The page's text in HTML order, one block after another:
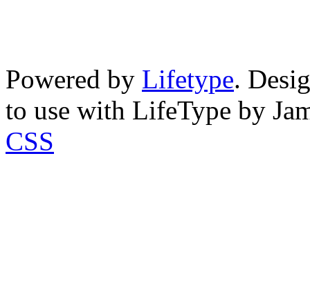
Powered by Lifetype.
to use with LifeType by
CSS